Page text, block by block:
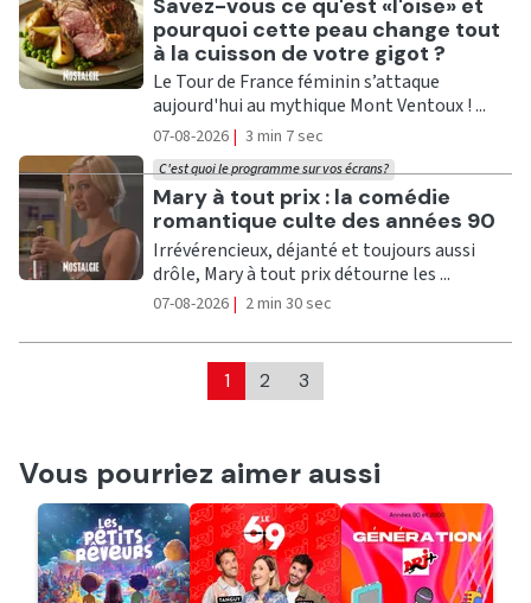
pourquoi cette peau change tout
à la cuisson de votre gigot ?
Le Tour de France féminin s’attaque
aujourd'hui au mythique Mont Ventoux ! ...
07-08-2026 | 3 min 7 sec
Ecouter
Mary à tout prix : la comédie
romantique culte des années 90
C'est quoi le programme sur vos écrans?
Irrévérencieux, déjanté et toujours aussi
drôle, Mary à tout prix détourne les ...
07-08-2026 | 2 min 30 sec
1 2 3
Vous pourriez aimer aussi